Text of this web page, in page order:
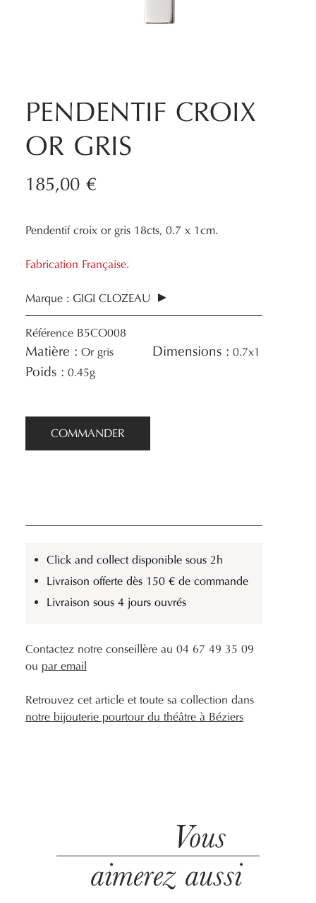
PENDENTIF CROIX
OR GRIS
185,00 €
Pendentif croix or gris 18cts, 0.7 x 1cm.
Fabrication Française.
Marque : GIGI CLOZEAU
Référence B5CO008
Matière : Or gris Dimensions : 0.7x1
Poids : 0.45g
COMMANDER
Click and collect disponible sous 2h
Livraison offerte dès 150 € de commande
Livraison sous 4 jours ouvrés
Contactez notre conseillère au 04 67 49 35 09
ou par email
Retrouvez cet article et toute sa collection dans
notre bijouterie pourtour du théâtre à Béziers
Vous
aimerez aussi